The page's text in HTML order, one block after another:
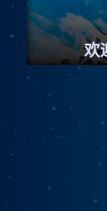
欢